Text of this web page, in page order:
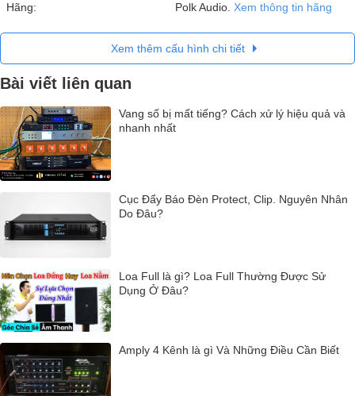
Hãng: Polk Audio. Xem thông tin hãng
Xem thêm cấu hình chi tiết
Bài viết liên quan
Vang số bị mất tiếng? Cách xử lý hiệu quả và
nhanh nhất
Cục Đẩy Báo Đèn Protect, Clip. Nguyên Nhân
Do Đâu?
Loa Full là gì? Loa Full Thường Được Sử
Dụng Ở Đâu?
Amply 4 Kênh là gì Và Những Điều Cần Biết